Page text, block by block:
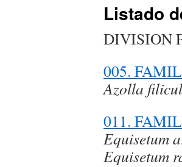
Listado
DIVISION
005.
Azolla
011.
Equisetum
Equisetum